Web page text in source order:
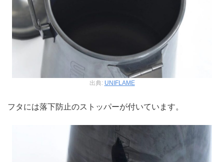
出典: UNIFLAME
フタには落下防止のストッパーが付いています。